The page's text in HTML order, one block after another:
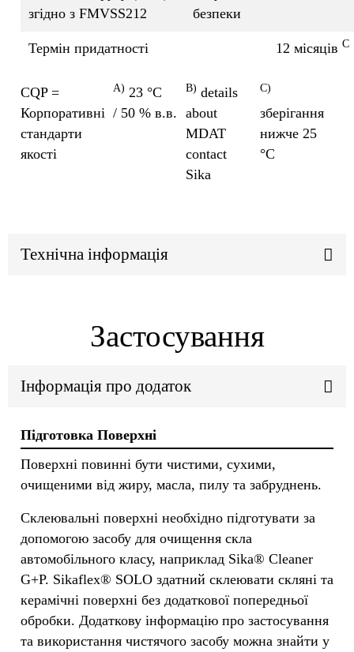
згідно з FMVSS212
безпеки
Термін придатності 12 місяців C
CQP =
Корпоративні
стандарти
якості
A) 23 °C
/ 50 % в.в.
B) details
about
MDAT
contact
Sika
C)
зберігання
нижче 25
°C
Технічна інформація
Застосування
Інформація про додаток
Підготовка Поверхні
Поверхні повинні бути чистими, сухими,
очищеними від жиру, масла, пилу та забруднень.
Склеювальні поверхні необхідно підготувати за
допомогою засобу для очищення скла
автомобільного класу, наприклад Sika® Cleaner
G+P. Sikaflex® SOLO здатний склеювати скляні та
керамічні поверхні без додаткової попередньої
обробки. Додаткову інформацію про застосування
та використання чистячого засобу можна знайти у